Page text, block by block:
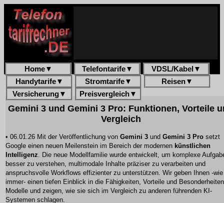
Home▼ Telefontarife▼ VDSL/Kabel ▼
Handytarife▼ Stromtarife▼ Reisen▼
Versicherung▼ Preisvergleich▼
Gemini 3 und Gemini 3 Pro: Funktionen, Vorteile
Vergleich
• 06.01.26 Mit der Veröffentlichung von Gemini 3 und Gemini 3 Pro setzt
Google einen neuen Meilenstein im Bereich der modernen künstlichen
Intelligenz. Die neue Modellfamilie wurde entwickelt, um komplexe
besser zu verstehen, multimodale Inhalte präziser zu verarbeiten und
anspruchsvolle Workflows effizienter zu unterstützen. Wir geben Ihnen -wie
immer- einen tiefen Einblick in die Fähigkeiten, Vorteile und
Modelle und zeigen, wie sie sich im Vergleich zu anderen führenden KI-
Systemen schlagen.